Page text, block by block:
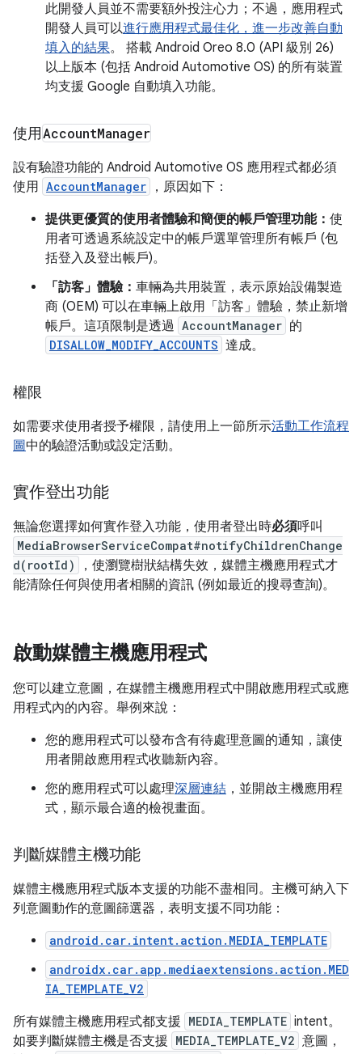
此開發人員並不需要額外投注心力；不過，應用程式
開發人員可以進行應用程式最佳化，進一步改善自動
填入的結果。 搭載 Android Oreo 8.0 (API 級別 26)
以上版本 (包括 Android Automotive OS) 的所有裝置
均支援 Google 自動填入功能。
使用AccountManager
設有驗證功能的 Android Automotive OS 應用程式都必須
使用 AccountManager
，原因如下：
提供更優質的使用者體驗和簡便的帳戶管理功能： 使
用者可透過系統設定中的帳戶選單管理所有帳戶 (包
括登入及登出帳戶)。
「訪客」體驗： 車輛為共用裝置，表示原始設備製造
商 (OEM) 可以在車輛上啟用「訪客」體驗，禁止新增
帳戶。這項限制是透過 AccountManager 的
DISALLOW_MODIFY_ACCOUNTS 達成。
權限
如需要求使用者授予權限，請使用上一節所示活動工作流程
圖中的驗證活動或設定活動。
實作登出功能
無論您選擇如何實作登入功能，使用者登出時必須呼叫
MediaBrowserServiceCompat#notifyChildrenChange
d(rootId)
，使瀏覽樹狀結構失效，媒體主機應用程式才
能清除任何與使用者相關的資訊 (例如最近的搜尋查詢)。
啟動媒體主機應用程式
您可以建立意圖，在媒體主機應用程式中開啟應用程式或應
用程式內的內容。舉例來說：
您的應用程式可以發布含有待處理意圖的通知，讓使
用者開啟應用程式收聽新內容。
您的應用程式可以處理深層連結 ，並開啟主機應用程
式，顯示最合適的檢視畫面。
判斷媒體主機功能
媒體主機應用程式版本支援的功能不盡相同。主機可納入下
列意圖動作的意圖篩選器，表明支援不同功能：
android.car.intent.action.MEDIA_TEMPLATE
androidx.car.app.mediaextensions.action.MED
IA_TEMPLATE_V2
所有媒體主機應用程式都支援 MEDIA_TEMPLATE intent。
如要判斷媒體主機是否支援 MEDIA_TEMPLATE_V2 意圖，